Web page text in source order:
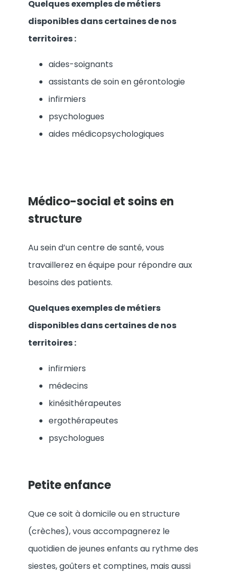
Quelques exemples de métiers
disponibles dans certaines de nos
territoires :
aides-soignants
assistants de soin en gérontologie
infirmiers
psychologues
aides médicopsychologiques
Médico-social et soins en
structure
Au sein d’un centre de santé, vous
travaillerez en équipe pour répondre aux
besoins des patients.
Quelques exemples de métiers
disponibles dans certaines de nos
territoires :
infirmiers
médecins
kinésithérapeutes
ergothérapeutes
psychologues
Petite enfance
Que ce soit à domicile ou en structure
(crèches), vous accompagnerez le
quotidien de jeunes enfants au rythme des
siestes, goûters et comptines, mais aussi